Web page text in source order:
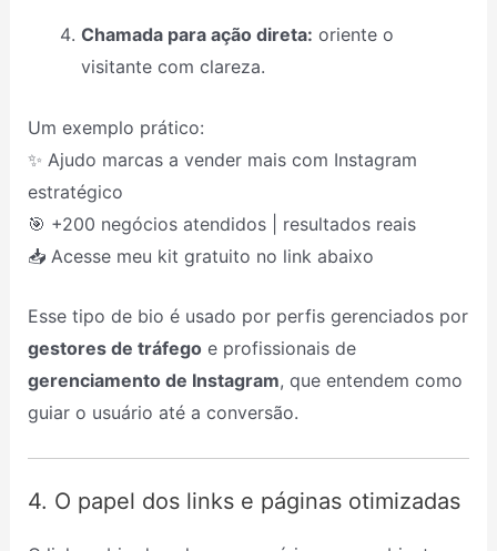
Chamada para ação direta: oriente o
visitante com clareza.
Um exemplo prático:
✨ Ajudo marcas a vender mais com Instagram
estratégico
🎯 +200 negócios atendidos | resultados reais
📥 Acesse meu kit gratuito no link abaixo
Esse tipo de bio é usado por perfis gerenciados por
gestores de tráfegoe profissionais de
gerenciamento de Instagram, que entendem como
guiar o usuário até a conversão.
4. O papel dos links e páginas otimizadas